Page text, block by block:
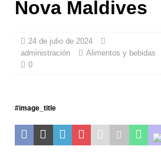
mayo de
DE 5
ESTRELLAS
Nova Maldives
24 de julio de 2024
administración
Alimentos y bebidas
0
#image_title